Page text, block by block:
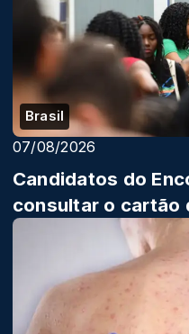
Brasil
07/08/2026
Candidatos do
consultar o cartão